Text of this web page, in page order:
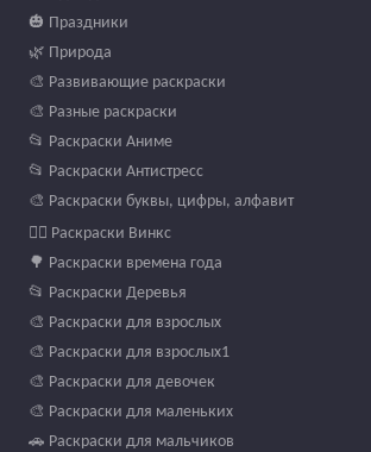
🎃 Праздники
🌿 Природа
🎨 Развивающие раскраски
🎨 Разные раскраски
📂 Раскраски Аниме
📂 Раскраски Антистресс
🎨 Раскраски буквы, цифры, алфавит
🧚‍♀️ Раскраски Винкс
🌳 Раскраски времена года
📂 Раскраски Деревья
🎨 Раскраски для взрослых
🎨 Раскраски для взрослых1
🎨 Раскраски для девочек
🎨 Раскраски для маленьких
🚗 Раскраски для мальчиков